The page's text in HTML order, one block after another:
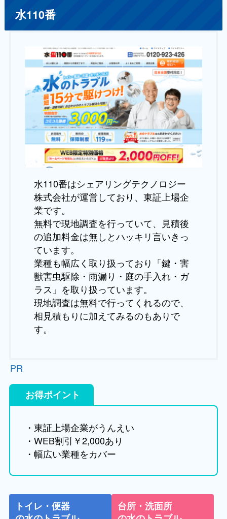
水110番
水110番はシェアリングテクノロジー
株式会社が運営しており、東証上場企
業です。
無料で現地調査を行っていて、見積後
の追加料金は無しとハッキリ言いきっ
ています。
業種も幅広く取り扱っており「鍵・害
獣害虫駆除・雨漏り・庭の手入れ・ガ
ラス」を取り扱っています。
現地調査は無料で行ってくれるので、
相見積もりに加えてみるのもありで
す。
PR
お得ポイント
・東証上場企業がうんえい
・WEB割引￥2,000あり
・幅広い業種をカバー
トイレ・便器
台所・洗面所